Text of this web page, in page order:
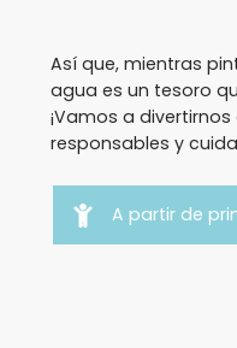
Así que, mientras
agua es un tesoro
¡Vamos a
responsables y
A partir de